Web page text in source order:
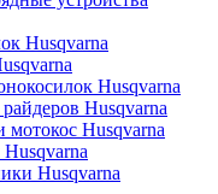
Husqvarna
Husqvarna
Husqvarna
мотокос Husqvarna
Husqvarna